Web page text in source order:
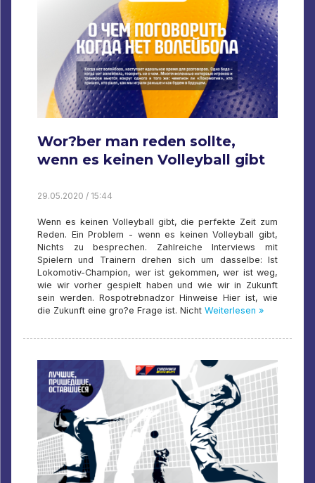
Wor?ber man reden sollte,
wenn es keinen Volleyball gibt
29.05.2020 / 15:44
Wenn es keinen Volleyball gibt, die perfekte Zeit zum
Reden. Ein Problem - wenn es keinen Volleyball gibt,
Nichts zu besprechen. Zahlreiche Interviews mit
Spielern und Trainern drehen sich um dasselbe: Ist
Lokomotiv-Champion, wer ist gekommen, wer ist weg,
wie wir vorher gespielt haben und wie wir in Zukunft
sein werden. Rospotrebnadzor Hinweise Hier ist, wie
die Zukunft eine gro?e Frage ist. Nicht Weiterlesen »